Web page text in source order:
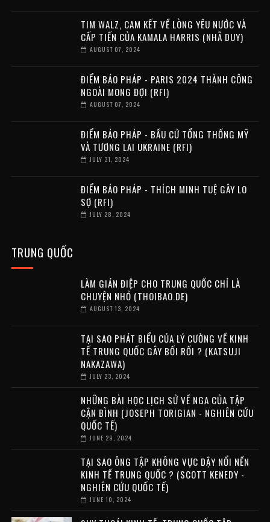
TIM WALZ, CAM KẾT VỀ LÒNG YÊU NƯỚC VÀ
CẤP TIẾN CỦA KAMALA HARRIS (NHÃ DUY)
AUGUST 07, 2024
ĐIỂM BÁO PHÁP - PARIS 2024 THÀNH CÔNG
NGOÀI MONG ĐỢI (RFI)
AUGUST 07, 2024
ĐIỂM BÁO PHÁP - BẦU CỬ TỔNG THỐNG MỸ
VÀ TƯƠNG LAI UKRAINE (RFI)
JULY 31, 2024
ĐIỂM BÁO PHÁP - THÍCH MINH TUỆ GÂY LO
SỢ (RFI)
JULY 28, 2024
TRUNG QUỐC
LÀM GIÁN ĐIỆP CHO TRUNG QUỐC CHỈ LÀ
CHUYỆN NHỎ (THOIBAO.DE)
AUGUST 13, 2024
TẠI SAO PHÁT BIỂU CỦA LÝ CƯỜNG VỀ KINH
TẾ TRUNG QUỐC GÂY BỐI RỐI ? (KATSUJI
NAKAZAWA)
JULY 23, 2024
NHỮNG BÀI HỌC LỊCH SỬ VỀ NGA CỦA TẬP
CẬN BÌNH (JOSEPH TORIGIAN - NGHIÊN CỨU
QUỐC TẾ)
JUNE 29, 2024
TẠI SAO ÔNG TẬP KHÔNG VỰC DẬY NỔI NỀN
KINH TẾ TRUNG QUỐC ? (SCOTT KENEDY -
NGHIÊN CỨU QUỐC TẾ)
JUNE 10, 2024